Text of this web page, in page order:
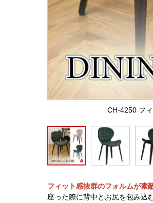
CH-4250 フ
フィット感抜群のフォルムが素
座った際に背中とお尻を包み込